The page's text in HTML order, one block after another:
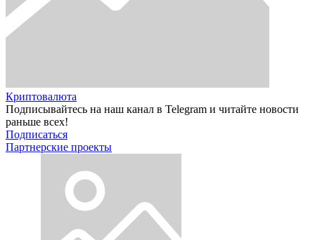
Криптовалюта
Подписывайтесь на наш канал в Telegram и читайте новости
раньше всех!
Подписаться
Партнерские проекты